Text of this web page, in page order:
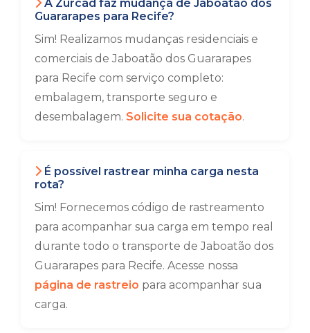
A Zurcad faz mudança de Jaboatão dos
Guararapes para Recife?
Sim! Realizamos mudanças residenciais e
comerciais de Jaboatão dos Guararapes
para Recife com serviço completo:
embalagem, transporte seguro e
desembalagem. Solicite sua cotação.
É possível rastrear minha carga nesta
rota?
Sim! Fornecemos código de rastreamento
para acompanhar sua carga em tempo real
durante todo o transporte de Jaboatão dos
Guararapes para Recife. Acesse nossa
página de rastreio para acompanhar sua
carga.